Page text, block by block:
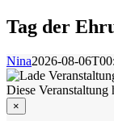
Tag der
Nina2026-08-
Diese Veranstaltung
×